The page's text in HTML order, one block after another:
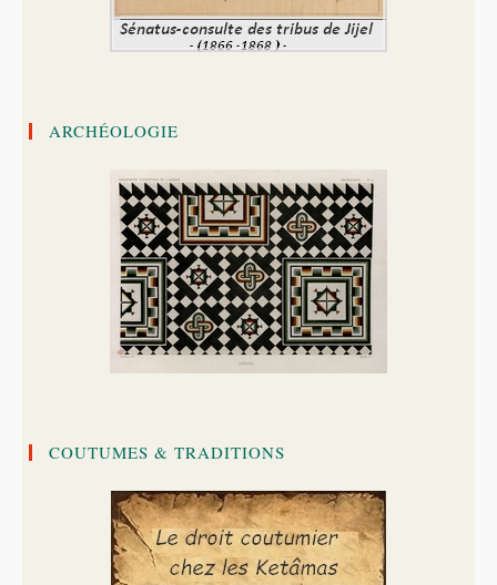
ARCHÉOLOGIE
COUTUMES & TRADITIONS